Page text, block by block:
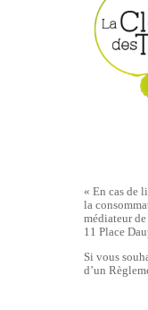
« En cas de
la
médiateur
11 Place
Si vous
d’un